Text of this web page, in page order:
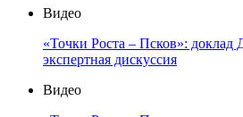
Видео
«Точки Роста – Псков»: доклад
экспертная дискуссия
Видео